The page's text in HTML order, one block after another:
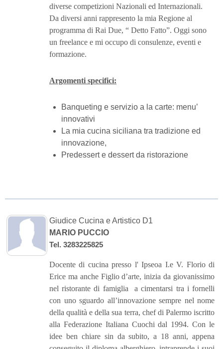
diverse competizioni Nazionali ed Internazionali.
Da diversi anni rappresento la mia Regione al
programma di Rai Due, “ Detto Fatto”. Oggi sono
un freelance e mi occupo di consulenze, eventi e
formazione.
Argomenti specifici:
Banqueting e servizio a la carte: menu’
innovativi
La mia cucina siciliana tra tradizione ed
innovazione,
Predessert e dessert da ristorazione
Giudice Cucina e Artistico D1
MARIO PUCCIO
Tel. 3283225825
Docente di cucina presso l' Ipseoa I.e V. Florio di
Erice ma anche Figlio d’arte, inizia da giovanissimo
nel ristorante di famiglia a cimentarsi tra i fornelli
con uno sguardo all’innovazione sempre nel nome
della qualità e della sua terra, chef di Palermo iscritto
alla Federazione Italiana Cuochi dal 1994. Con le
idee ben chiare sin da subito, a 18 anni, appena